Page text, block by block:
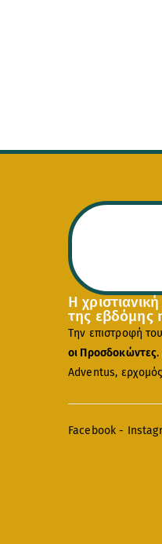
Η
της εβδόμης
Την επιστροφή
οι Προσδοκώντες.
Adventus,
Facebook -